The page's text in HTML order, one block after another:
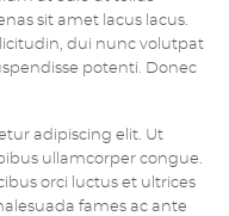
sit amet lacus lacus.
dui nunc volutpat
potenti. Donec
adipiscing elit. Ut
ullamcorper congue.
orci luctus et ultrices
fames ac ante